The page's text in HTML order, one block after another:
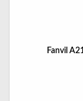
Fanvil